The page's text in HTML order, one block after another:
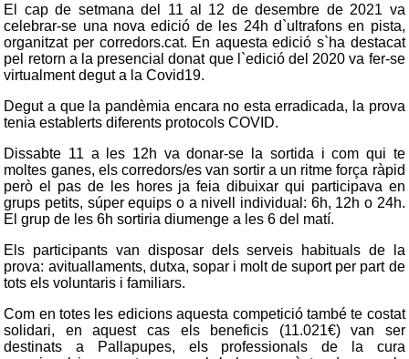
El cap de setmana del 11 al 12 de desembre de 2021 va
celebrar-se una nova edició de les 24h d`ultrafons en pista,
organitzat per corredors.cat. En aquesta edició s`ha destacat
pel retorn a la presencial donat que l`edició del 2020 va fer-se
virtualment degut a la Covid19.
Degut a que la pandèmia encara no esta erradicada, la prova
tenia establerts diferents protocols COVID.
Dissabte 11 a les 12h va donar-se la sortida i com qui te
moltes ganes, els corredors/es van sortir a un ritme força ràpid
però el pas de les hores ja feia dibuixar qui participava en
grups petits, súper equips o a nivell individual: 6h, 12h o 24h.
El grup de les 6h sortiria diumenge a les 6 del matí.
Els participants van disposar dels serveis habituals de la
prova: avituallaments, dutxa, sopar i molt de suport per part de
tots els voluntaris i familiars.
Com en totes les edicions aquesta competició també te costat
solidari, en aquest cas els beneficis (11.021€) van ser
destinats a Pallapupes, els professionals de la cura